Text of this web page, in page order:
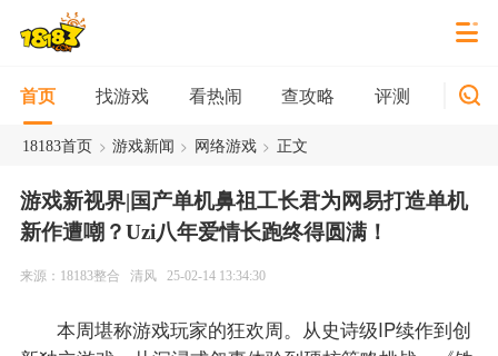
首页 找游戏 看热闹 查攻略 评测 新游
18183首页 > 游戏新闻 > 网络游戏 > 正文
游戏新视界|国产单机鼻祖工长君为网易打造单机
新作遭嘲？Uzi八年爱情长跑终得圆满！
来源：18183整合 清风 25-02-14 13:34:30
本周堪称游戏玩家的狂欢周。从史诗级IP续作到创